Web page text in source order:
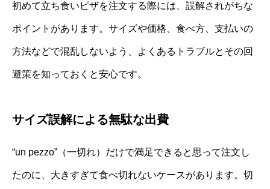
初めて立ち食いピザを注文する際には、誤解されがちな
ポイントがあります。サイズや価格、食べ方、支払いの
方法などで混乱しないよう、よくあるトラブルとその回
避策を知っておくと安心です。
サイズ誤解による無駄な出費
“un pezzo”（一切れ）だけで満足できると思って注文し
たのに、大きすぎて食べ切れないケースがあります。切